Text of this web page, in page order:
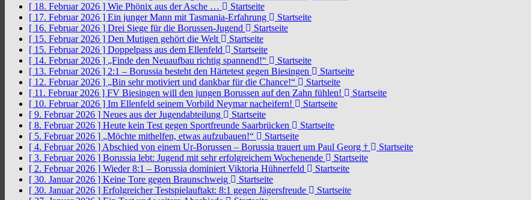
[ 18. Februar 2026 ] Wie Phönix aus der Asche …
Startseite
[ 17. Februar 2026 ] Ein junger Mann mit Tasmania-Erfahrung
Startseite
[ 16. Februar 2026 ] Drei Siege für die Borussen-Jugend
Startseite
[ 15. Februar 2026 ] Den Mutigen gehört die Welt
Startseite
[ 15. Februar 2026 ] Doppelpass aus dem Ellenfeld
Startseite
[ 14. Februar 2026 ] „Finde den Neuaufbau richtig spannend!“
Startseite
[ 13. Februar 2026 ] 2:1 – Borussia besteht den Härtetest gegen Biesingen
Startseite
[ 12. Februar 2026 ] „Bin sehr motiviert und dankbar für die Chance!“
Startseite
[ 11. Februar 2026 ] FV Biesingen will den jungen Borussen auf den Zahn fühlen!
Startseite
[ 10. Februar 2026 ] Im Ellenfeld seinem Vorbild Neymar nacheifern!
Startseite
[ 9. Februar 2026 ] Neues aus der Jugendabteilung
Startseite
[ 8. Februar 2026 ] Heute kein Test gegen Sportfreunde Saarbrücken
Startseite
[ 5. Februar 2026 ] „Möchte mithelfen, etwas aufzubauen!“
Startseite
[ 4. Februar 2026 ] Abschied von einem Ur-Borussen – Borussia trauert um Paul Georg †
Startseite
[ 3. Februar 2026 ] Borussia lebt: Jugend mit sehr erfolgreichem Wochenende
Startseite
[ 2. Februar 2026 ] Wieder 8:1 – Borussia dominiert Viktoria Hühnerfeld
Startseite
[ 30. Januar 2026 ] Keine Tore gegen Braunschweig
Startseite
[ 30. Januar 2026 ] Erfolgreicher Testspielauftakt: 8:1 gegen Jägersfreude
Startseite